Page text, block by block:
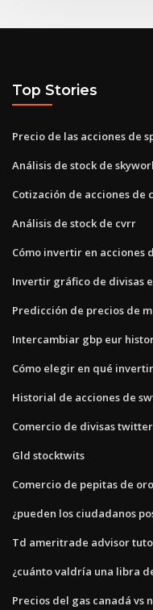
Top Stories
Precio de las acciones de
Análisis de stock de
Cotización de acciones de
Análisis de stock de cvrr
Cómo invertir en acciones
Invertir gráfico de divisas
Predicción de precios de
Intercambiar gbp eur
Cómo elegir en qué invertir
Historial de acciones de
Comercio de divisas twitter
Gld stocktwits
Comercio de pepitas de oro
¿pueden los ciudadanos
Td ameritrade advisor
¿cuánto valdría una libra
Precios del gas canadá vs